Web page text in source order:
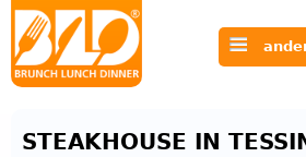
STEAKHOUSE IN